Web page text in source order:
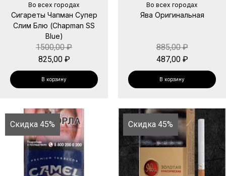
Во всех городах
Сигареты Чапман Супер
Слим Блю (Chapman SS
Blue)
1500,00₽
825,00 ₽
В корзину
Во всех городах
Ява Оригинальная
885,00₽
487,00 ₽
В корзину
Скидка 45% Скидка 45%